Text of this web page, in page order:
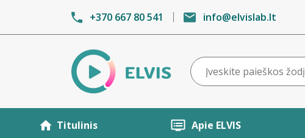
+370 667 80 541 info@elvislab.lt
Titulinis Apie ELVIS